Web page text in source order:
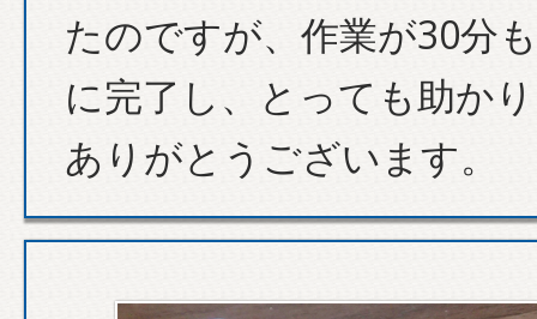
たのですが、作業が30分
に完了し、とっても助か
ありがとうございます。